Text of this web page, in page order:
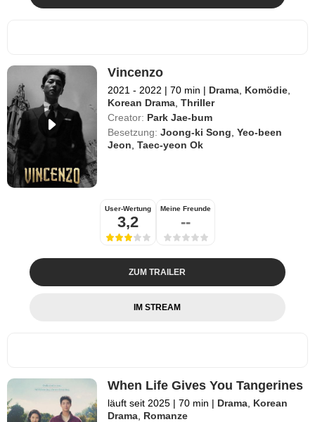
Vincenzo
2021 - 2022 | 70 min | Drama Komödie
Korean Drama ,Thriller
Creator: Park Jae-bum
Besetzung: Joong-ki Song ,Yeo-been
Jeon ,Taec-yeon Ok
User-Wertung
3,2
Meine Freunde
--
ZUM TRAILER
IM STREAM
When Life Gives You Tangerines
läuft seit 2025 | 70 min | Drama Korean
Drama Romanze